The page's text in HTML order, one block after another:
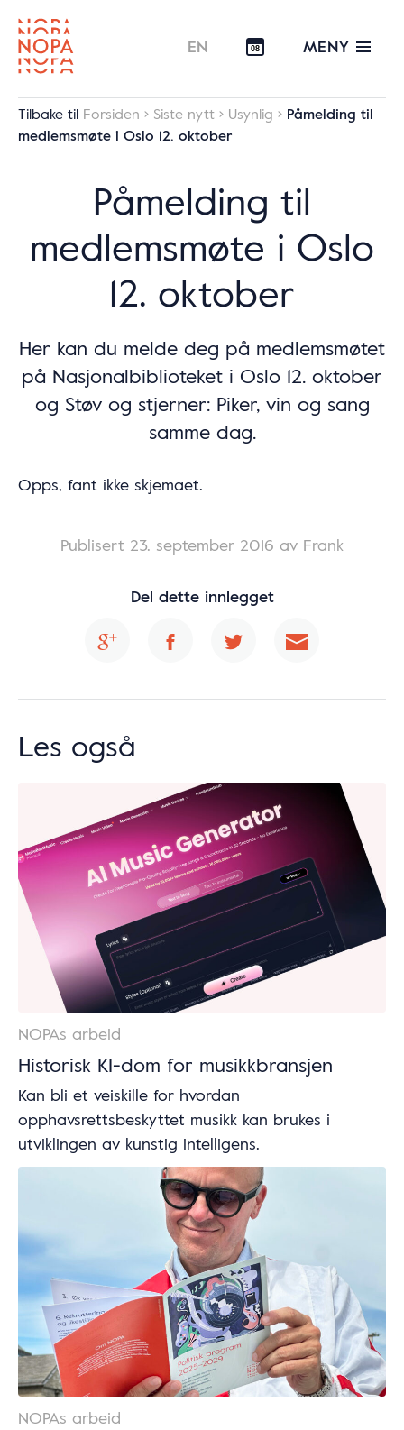
EN 08 MENY
Tilbake til Forsiden Siste nytt Usynlig
Påmelding til
medlemsmøte i Oslo 12. oktober
Påmelding til
medlemsmøte i Oslo
12. oktober
Her kan du melde deg på medlemsmøtet
på Nasjonalbiblioteket i Oslo 12. oktober
og Støv og stjerner: Piker, vin og sang
samme dag.
Opps, fant ikke skjemaet.
Publisert 23. september 2016 av Frank
Del dette innlegget
Les også
NOPAs arbeid
Historisk KI-dom for musikkbransjen
Kan bli et veiskille for hvordan
opphavsrettsbeskyttet musikk kan brukes i
utviklingen av kunstig intelligens.
NOPAs arbeid